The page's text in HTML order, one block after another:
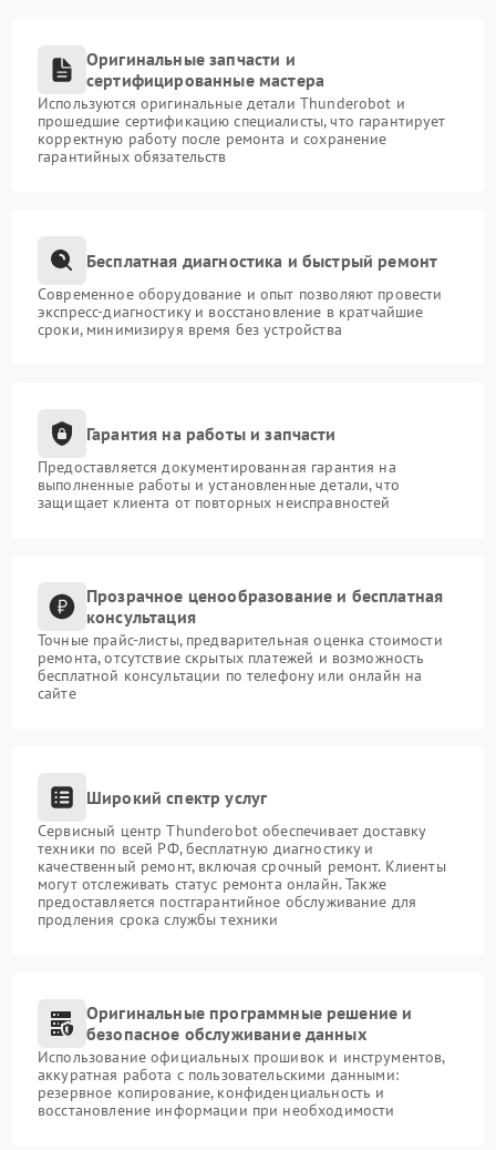
Оригинальные запчасти и
сертифицированные мастера
Используются оригинальные детали Thunderobot и
прошедшие сертификацию специалисты, что гарантирует
корректную работу после ремонта и сохранение
гарантийных обязательств
Бесплатная диагностика и быстрый ремонт
Современное оборудование и опыт позволяют провести
экспресс-диагностику и восстановление в кратчайшие
сроки, минимизируя время без устройства
Гарантия на работы и запчасти
Предоставляется документированная гарантия на
выполненные работы и установленные детали, что
защищает клиента от повторных неисправностей
Прозрачное ценообразование и бесплатная
консультация
Точные прайс-листы, предварительная оценка стоимости
ремонта, отсутствие скрытых платежей и возможность
бесплатной консультации по телефону или онлайн на
сайте
Широкий спектр услуг
Сервисный центр Thunderobot обеспечивает доставку
техники по всей РФ, бесплатную диагностику и
качественный ремонт, включая срочный ремонт. Клиенты
могут отслеживать статус ремонта онлайн. Также
предоставляется постгарантийное обслуживание для
продления срока службы техники
Оригинальные программные решение и
безопасное обслуживание данных
Использование официальных прошивок и инструментов,
аккуратная работа с пользовательскими данными:
резервное копирование, конфиденциальность и
восстановление информации при необходимости